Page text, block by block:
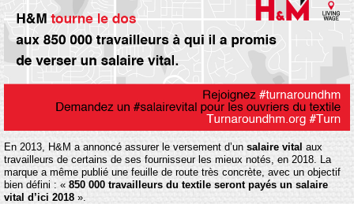
En 2013, H&M a annoncé assurer le versement d’un salaire vitalaux
travailleurs de certains de ses fournisseur les mieux notés, en 2018. La
marque a même publié une feuille de route très concrète, avec un objectif
bien défini : « 850 000 travailleurs du textile seront payés un salaire
vital d’ici 2018 ».